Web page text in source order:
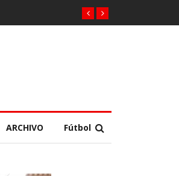
ARCHIVO Fútbol